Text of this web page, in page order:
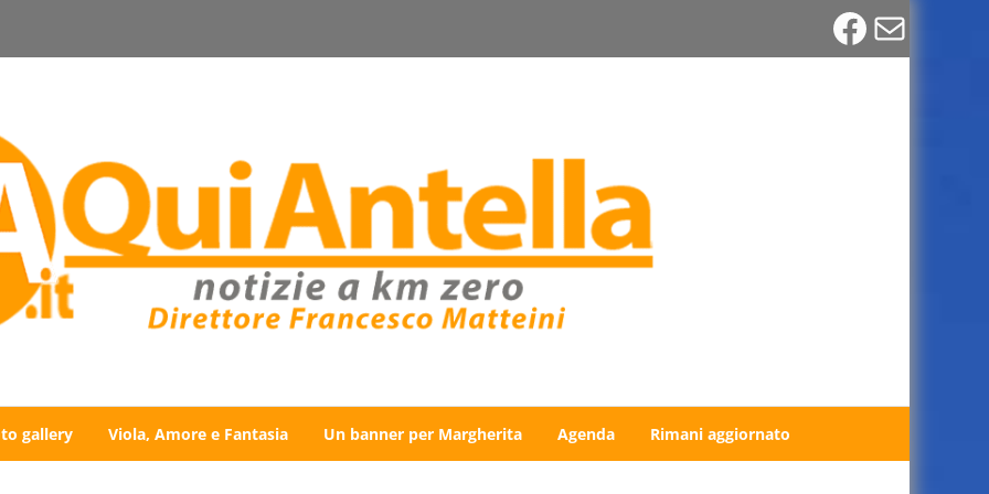
Email
gallery Viola, Amore e Fantasia Un banner per Margherita Agenda Rimani aggiornato